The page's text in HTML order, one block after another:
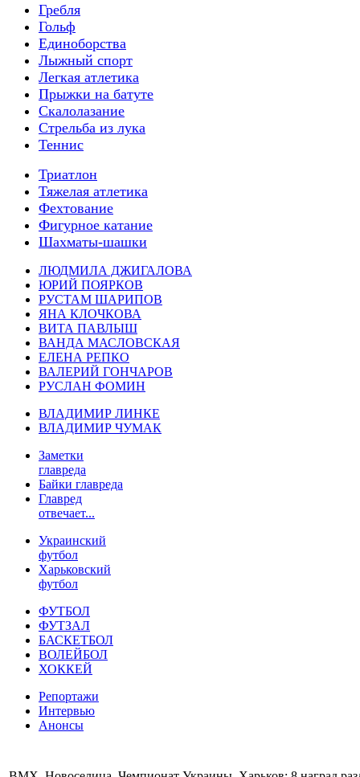
Гребля
Гольф
Единоборства
Лыжный спорт
Легкая атлетика
Прыжки на батуте
Скалолазание
Стрельба из лука
Теннис
Триатлон
Тяжелая атлетика
Фехтование
Фигурное катание
Шахматы-шашки
ЛЮДМИЛА ДЖИГАЛОВА
ЮРИЙ ПОЯРКОВ
РУСТАМ ШАРИПОВ
ЯНА КЛОЧКОВА
ВИТА ПАВЛЫШ
ВАНДА МАСЛОВСКАЯ
ЕЛЕНА РЕПКО
ВАЛЕРИЙ ГОНЧАРОВ
РУСЛАН ФОМИН
ВЛАДИМИР ЛИНКЕ
ВЛАДИМИР ЧУМАК
Заметки
главреда
Байки главреда
Главред
отвечает...
Украинский
футбол
Харьковский
футбол
ФУТБОЛ
ФУТЗАЛ
БАСКЕТБОЛ
ВОЛЕЙБОЛ
ХОККЕЙ
Репортажи
Интервью
Анонсы